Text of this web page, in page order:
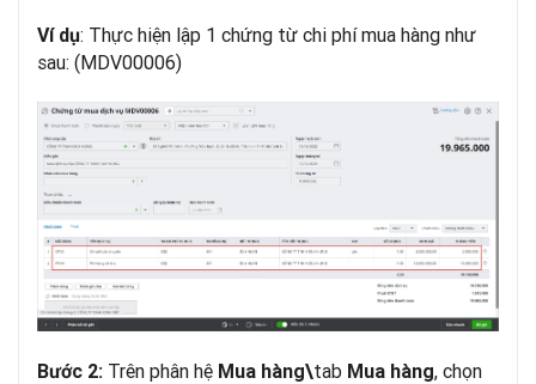
Ví dụ: Thực hiện lập 1 chứng từ chi phí mua hàng như
sau: (MDV00006)
Bước 2: Trên phân hệ Mua hàng\tab Mua hàng, chọn